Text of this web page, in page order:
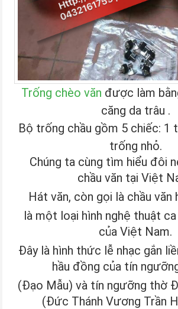
Trống chèo văn được làm
căng da trâu .
Bộ trống chầu gồm 5 chiếc: 1
trống nhỏ.
Chúng ta cùng tìm hiểu đôi
chầu văn tại Việt
Hát văn, còn gọi là chầu văn
là một loại hình nghệ thuật
của Việt Nam.
Đây là hình thức lễ nhạc gắn
hầu đồng của tín
(Đạo Mẫu) và tín ngưỡng thờ
(Đức Thánh Vương Trần